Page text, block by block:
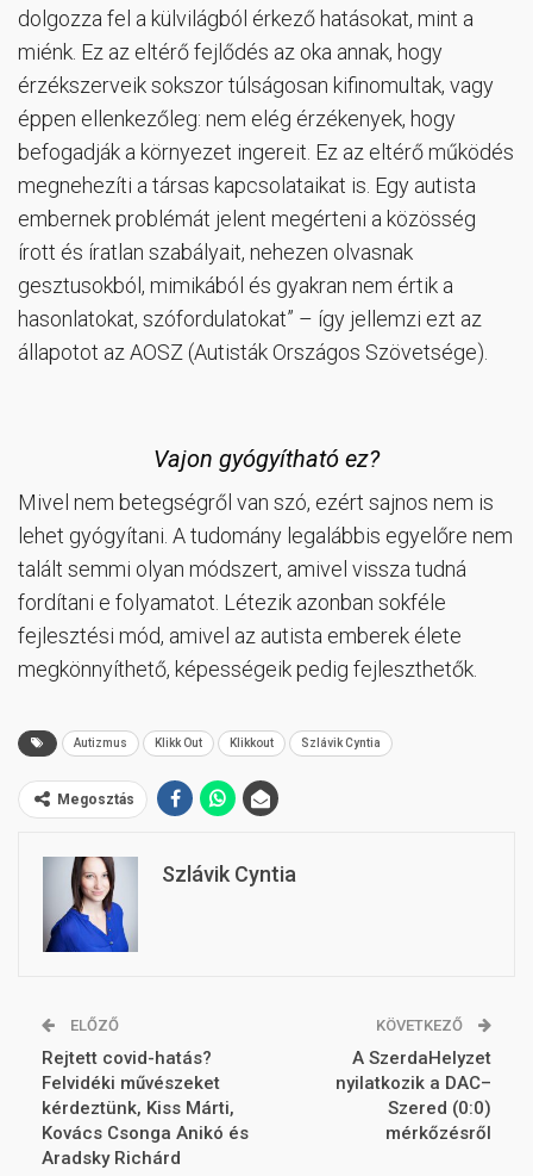
dolgozza fel a külvilágból érkező hatásokat, mint a
miénk. Ez az eltérő fejlődés az oka annak, hogy
érzékszerveik sokszor túlságosan kifinomultak, vagy
éppen ellenkezőleg: nem elég érzékenyek, hogy
befogadják a környezet ingereit. Ez az eltérő működés
megnehezíti a társas kapcsolataikat is. Egy autista
embernek problémát jelent megérteni a közösség
írott és íratlan szabályait, nehezen olvasnak
gesztusokból, mimikából és gyakran nem értik a
hasonlatokat, szófordulatokat” – így jellemzi ezt az
állapotot az AOSZ (Autisták Országos Szövetsége).
Vajon gyógyítható ez?
Mivel nem betegségről van szó, ezért sajnos nem is
lehet gyógyítani. A tudomány legalábbis egyelőre nem
talált semmi olyan módszert, amivel vissza tudná
fordítani e folyamatot. Létezik azonban sokféle
fejlesztési mód, amivel az autista emberek élete
megkönnyíthető, képességeik pedig fejleszthetők.
Autizmus Klikk Out Klikkout Szlávik Cyntia
Megosztás
Szlávik Cyntia
ELŐZŐ
Rejtett covid-hatás?
Felvidéki művészeket
kérdeztünk, Kiss Márti,
Kovács Csonga Anikó és
Aradsky Richárd
KÖVETKEZŐ
A SzerdaHelyzet
nyilatkozik a DAC–
Szered (0:0)
mérkőzésről